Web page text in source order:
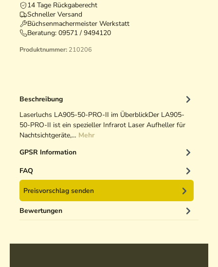
14 Tage Rückgaberecht
Schneller Versand
Büchsenmachermeister Werkstatt
Beratung: 09571 / 9494120
Produktnummer: 210206
Beschreibung
Laserluchs LA905-50-PRO-II im ÜberblickDer LA905-
50-PRO-II ist ein spezieller Infrarot Laser Aufheller für
Nachtsichtgeräte,… Mehr
GPSR Information
FAQ
Preisvorschlag senden
Bewertungen